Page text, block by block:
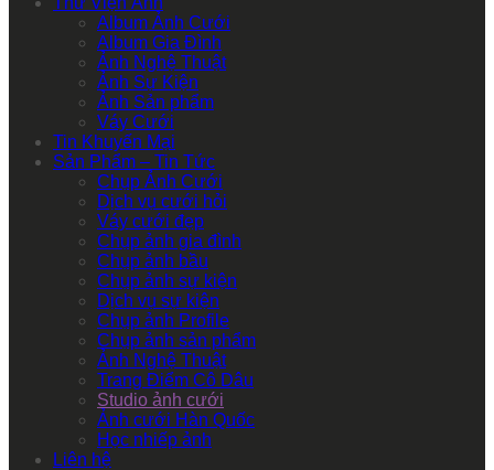
Album Ảnh Cưới
Album Gia Đình
Ảnh Nghệ Thuật
Ảnh Sự Kiện
Ảnh Sản phẩm
Váy Cưới
Tin Khuyến Mại
Sản Phẩm – Tin Tức
Chụp Ảnh Cưới
Dịch vụ cưới hỏi
Váy cưới đẹp
Chụp ảnh gia đình
Chụp ảnh bầu
Chụp ảnh sự kiện
Dịch vụ sự kiện
Chụp ảnh Profile
Chụp ảnh sản phẩm
Ảnh Nghệ Thuật
Trang Điểm Cô Dâu
Studio ảnh cưới
Ảnh cưới Hàn Quốc
Học nhiếp ảnh
Liên hệ